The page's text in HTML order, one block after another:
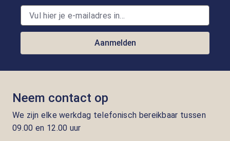
Aanmelden
Neem contact op
We zijn elke werkdag telefonisch bereikbaar tussen
09.00 en 12.00 uur